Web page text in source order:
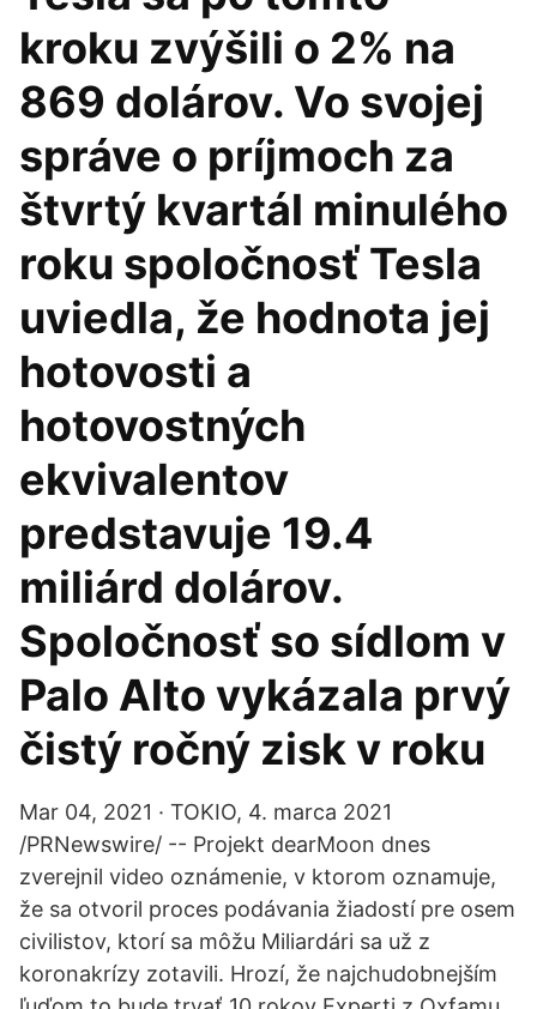
kroku zvýšili o 2% na
869 dolárov. Vo svojej
správe o príjmoch za
štvrtý kvartál minulého
roku spoločnosť Tesla
uviedla, že hodnota jej
hotovosti a
hotovostných
ekvivalentov
predstavuje 19.4
miliárd dolárov.
Spoločnosť so sídlom v
Palo Alto vykázala prvý
čistý ročný zisk v roku
Mar 04, 2021 · TOKIO, 4. marca 2021
/PRNewswire/ -- Projekt dearMoon dnes
zverejnil video oznámenie, v ktorom oznamuje,
že sa otvoril proces podávania žiadostí pre osem
civilistov, ktorí sa môžu Miliardári sa už z
koronakrízy zotavili. Hrozí, že najchudobnejším